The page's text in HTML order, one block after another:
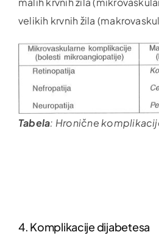
velikih krvnih žila
Tabela: Hronične
4. Komplikacije dijabetesa